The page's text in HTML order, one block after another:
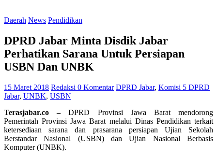
Daerah News Pendidikan
DPRD Jabar Minta Disdik Jabar
Perhatikan Sarana Untuk Persiapan
USBN Dan UNBK
15 Maret 2018 Redaksi 0 Komentar DPRD Jabar, Komisi 5 DPRD
Jabar, UNBK, USBN
Terasjabar.co –DPRD Provinsi Jawa Barat mendorong
Pemerintah Provinsi Jawa Barat melalui Dinas Pendidikan terkait
ketersediaan sarana dan prasarana persiapan Ujian Sekolah
Berstandar Nasional (USBN) dan Ujian Nasional Berbasis
Komputer (UNBK).